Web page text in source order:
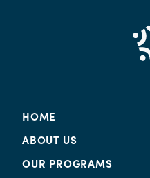
HOME
ABOUT US
OUR PROGRAMS